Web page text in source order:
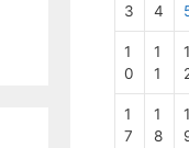
3 4
1
0
1
1
1
1
7
1
8
1